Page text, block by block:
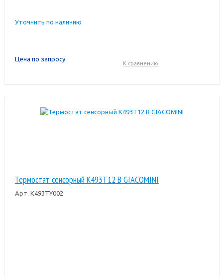
Уточнить по наличию
Цена по запросу
К сравнению
Термостат сенсорный K493T12 B GIACOMINI
Арт. K493TY002